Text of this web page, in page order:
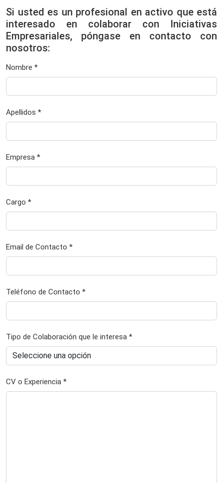
Si usted es un profesional en activo que está
interesado en colaborar con Iniciativas
Empresariales, póngase en contacto con
nosotros:
Nombre *
Apellidos *
Empresa *
Cargo *
Email de Contacto *
Teléfono de Contacto *
Tipo de Colaboración que le interesa *
CV o Experiencia *